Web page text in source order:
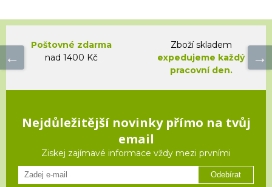
Poštovné zdarma
nad 1400 Kč
Zboží skladem
expedujeme každý
pracovní den.
Nejdůležitější novinky přímo na tvůj
email
Ziskej zajímavé informace vždy mezi prvními
Odebírat